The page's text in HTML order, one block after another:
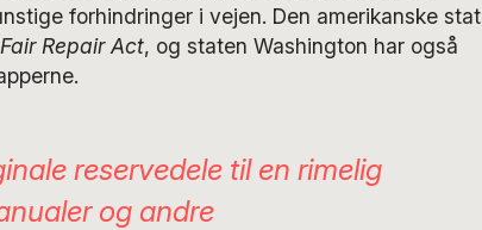
forhindringer i vejen. Den amerikanske stat
Fair Repair Act, og staten Washington har også
reservedele til en rimelig
og andre